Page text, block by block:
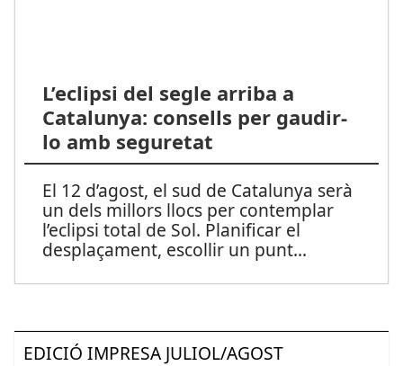
L’eclipsi del segle arriba a
Catalunya: consells per gaudir-
lo amb seguretat
El 12 d’agost, el sud de Catalunya serà
un dels millors llocs per contemplar
l’eclipsi total de Sol. Planificar el
desplaçament, escollir un punt...
EDICIÓ IMPRESA JULIOL/AGOST